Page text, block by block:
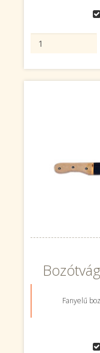
Fanyelű